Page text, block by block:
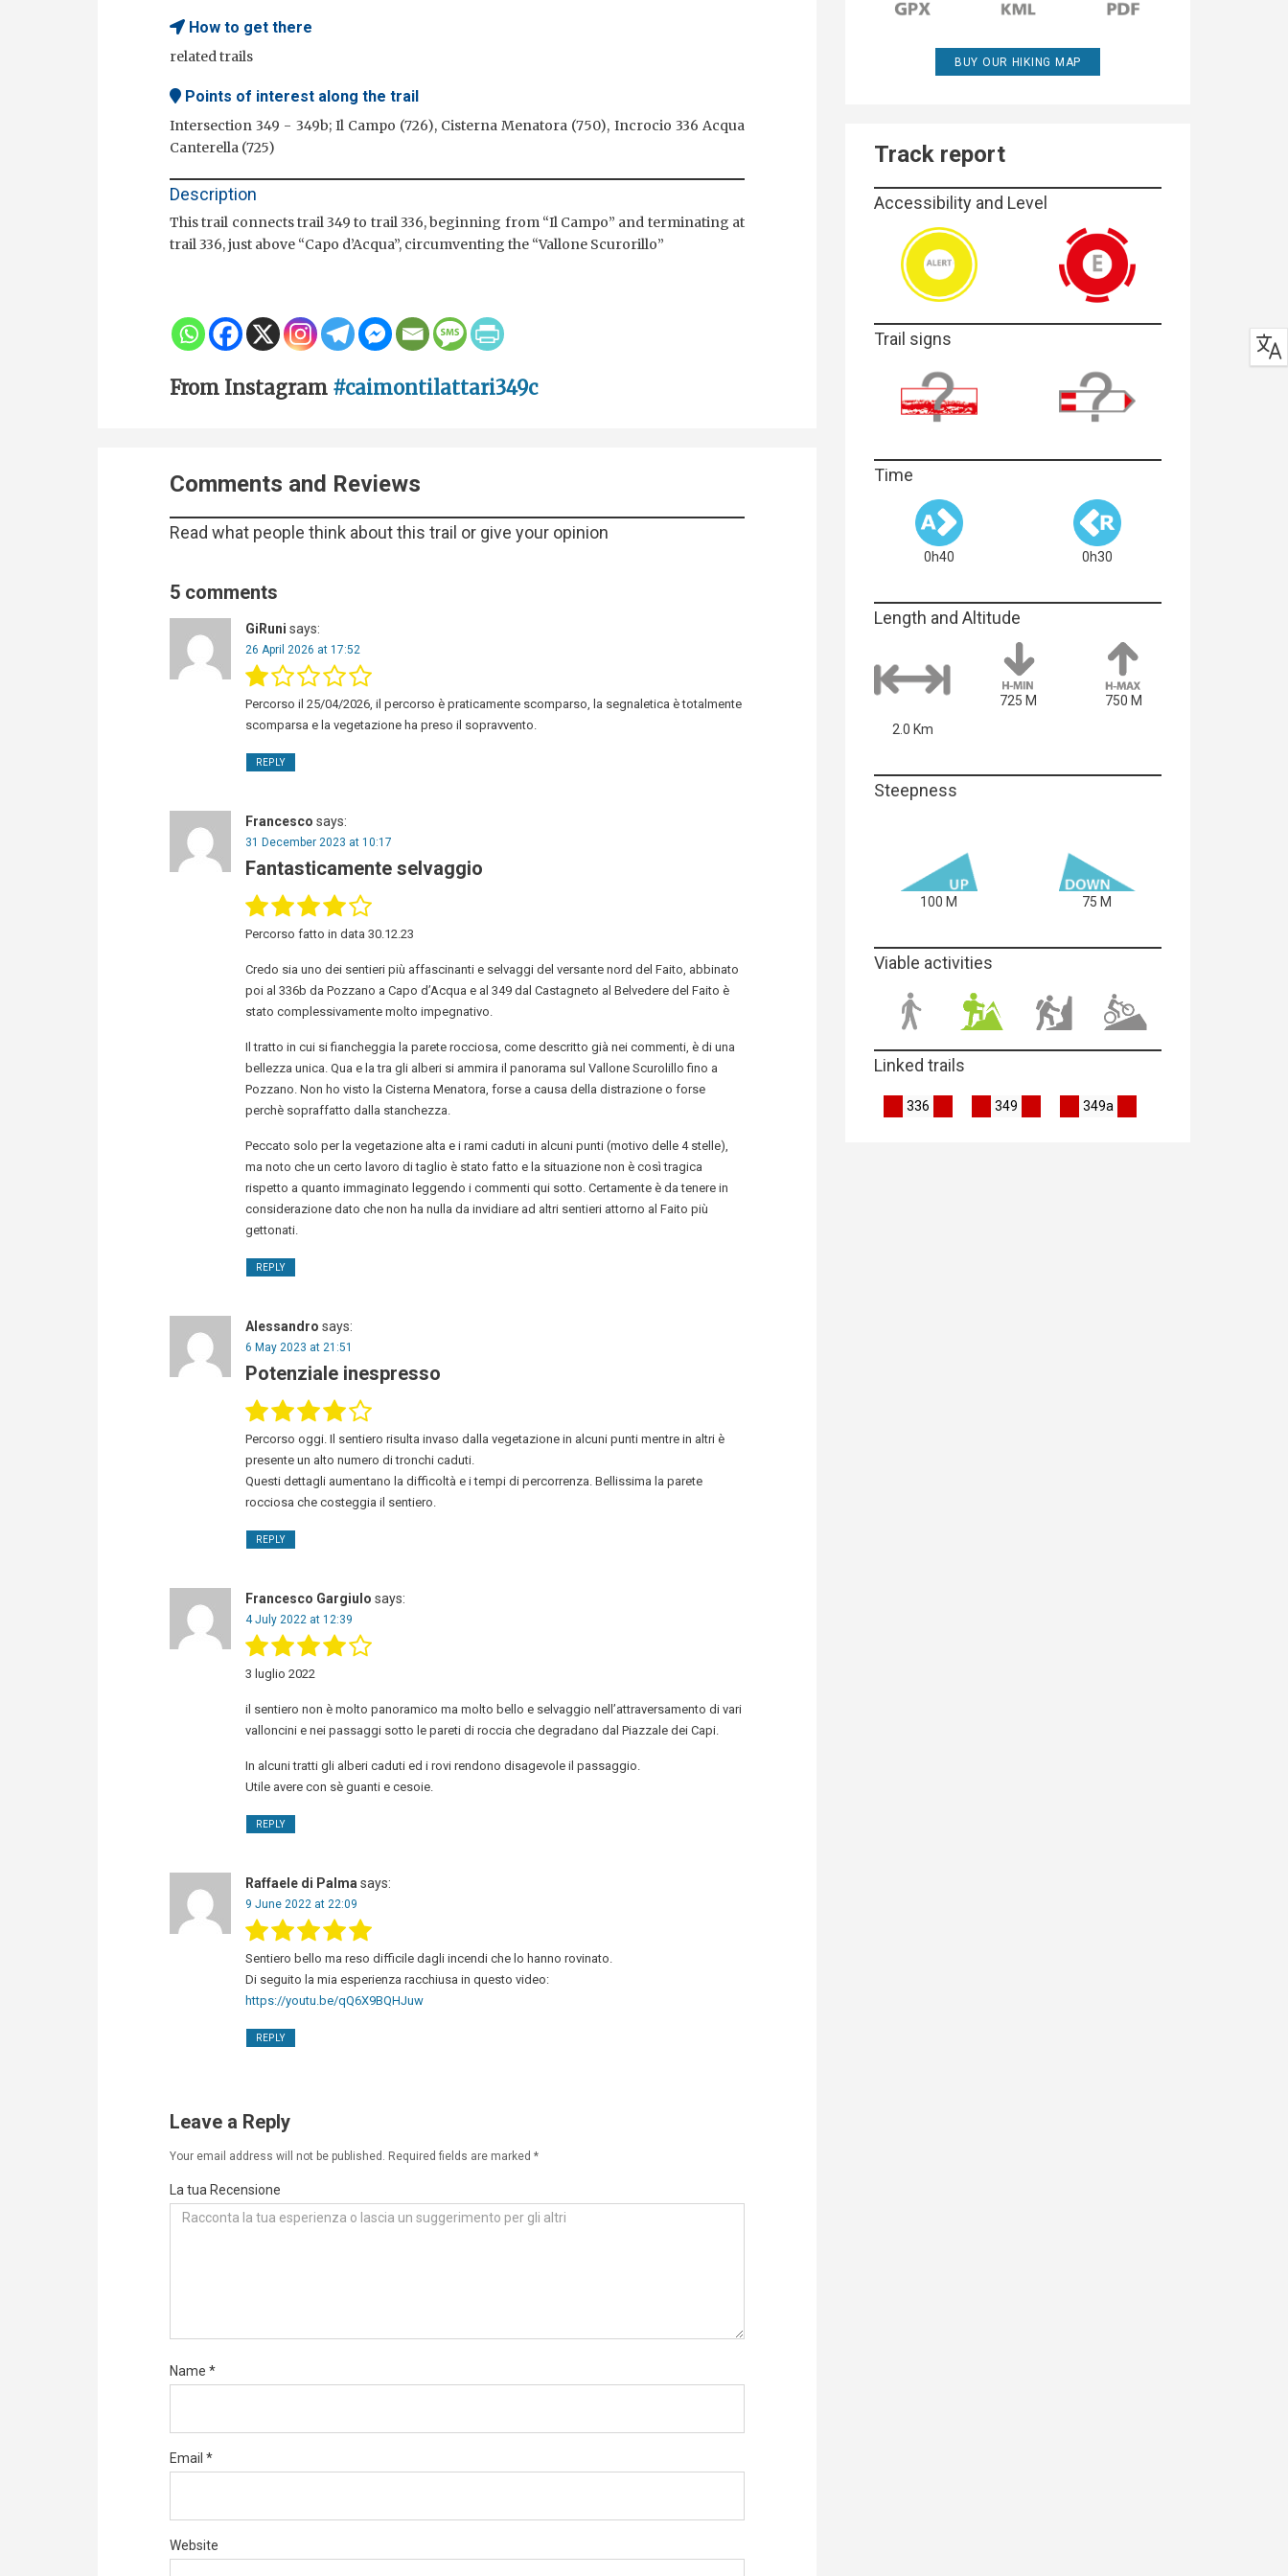
BUY OUR HIKING MAP
Track report
Accessibility and Level
Trail signs
Time
0h40 0h30
Length and Altitude
2.0 Km
725 M 750 M
Steepness
100 M 75 M
Viable activities
Linked trails
336 349 349a
How to get there
related trails
Points of interest along the trail
Intersection 349 - 349b; Il Campo (726), Cisterna Menatora (750), Incrocio 336 Acqua
Canterella (725)
Description
This trail connects trail 349 to trail 336, beginning from “Il Campo” and terminating at
trail 336, just above “Capo d’Acqua”, circumventing the “Vallone Scurorillo”
From Instagram #caimontilattari349c
Comments and Reviews
Read what people think about this trail or give your opinion
5 comments
GiRuni says:
26 April 2026 at 17:52
Percorso il 25/04/2026, il percorso è praticamente scomparso, la segnaletica è totalmente
scomparsa e la vegetazione ha preso il sopravvento.
REPLY
Francesco says:
31 December 2023 at 10:17
Fantasticamente selvaggio
Percorso fatto in data 30.12.23
Credo sia uno dei sentieri più affascinanti e selvaggi del versante nord del Faito, abbinato
poi al 336b da Pozzano a Capo d’Acqua e al 349 dal Castagneto al Belvedere del Faito è
stato complessivamente molto impegnativo.
Il tratto in cui si fiancheggia la parete rocciosa, come descritto già nei commenti, è di una
bellezza unica. Qua e la tra gli alberi si ammira il panorama sul Vallone Scurolillo fino a
Pozzano. Non ho visto la Cisterna Menatora, forse a causa della distrazione o forse
perchè sopraffatto dalla stanchezza.
Peccato solo per la vegetazione alta e i rami caduti in alcuni punti (motivo delle 4 stelle),
ma noto che un certo lavoro di taglio è stato fatto e la situazione non è così tragica
rispetto a quanto immaginato leggendo i commenti qui sotto. Certamente è da tenere in
considerazione dato che non ha nulla da invidiare ad altri sentieri attorno al Faito più
gettonati.
REPLY
Alessandro says:
6 May 2023 at 21:51
Potenziale inespresso
Percorso oggi. Il sentiero risulta invaso dalla vegetazione in alcuni punti mentre in altri è
presente un alto numero di tronchi caduti.
Questi dettagli aumentano la difficoltà e i tempi di percorrenza. Bellissima la parete
rocciosa che costeggia il sentiero.
REPLY
Francesco Gargiulo says:
4 July 2022 at 12:39
3 luglio 2022
il sentiero non è molto panoramico ma molto bello e selvaggio nell’attraversamento di vari
valloncini e nei passaggi sotto le pareti di roccia che degradano dal Piazzale dei Capi.
In alcuni tratti gli alberi caduti ed i rovi rendono disagevole il passaggio.
Utile avere con sè guanti e cesoie.
REPLY
Raffaele di Palma says:
9 June 2022 at 22:09
Sentiero bello ma reso difficile dagli incendi che lo hanno rovinato.
Di seguito la mia esperienza racchiusa in questo video:
https://youtu.be/qQ6X9BQHJuw
REPLY
Leave a Reply
Your email address will not be published. Required fields are marked *
La tua Recensione
Name *
Email *
Website